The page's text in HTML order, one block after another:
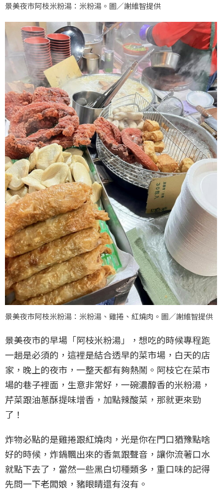
景美夜市阿枝米粉湯：米粉湯。圖／謝維智提供
景美夜市阿枝米粉湯：米粉湯、雞捲、紅燒肉。圖／謝維智提供
景美夜市的早場「阿枝米粉湯」，想吃的時候專程跑
一趟是必須的，這裡是結合透早的菜市場，白天的店
家，晚上的夜市，一整天都有夠熱鬧。阿枝它在菜市
場的巷子裡面，生意非常好，一碗濃醇香的米粉湯，
芹菜跟油蔥酥提味增香，加點辣酸菜，那就更來勁
了！
炸物必點的是雞捲跟紅燒肉，光是你在門口猶豫點啥
好的時候，炸鍋飄出來的香氣跟聲音，讓你流著口水
就點下去了，當然一些黑白切種類多，重口味的記得
先問一下老闆娘，豬眼睛還有沒有。